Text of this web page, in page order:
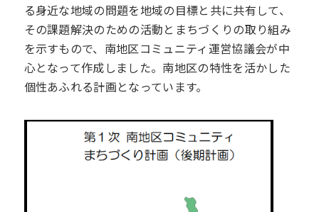
る身近な地域の問題を地域の目標と共に共有して、
その課題解決のための活動とまちづくりの取り組み
を示すもので、南地区コミュニティ運営協議会が中
心となって作成しました。南地区の特性を活かした
個性あふれる計画となっています。